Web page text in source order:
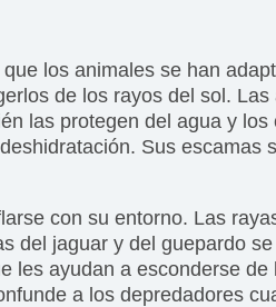
los animales se han
de los rayos del sol.
las protegen del agua y
Sus
con su entorno. Las
del jaguar y del guepardo
les ayudan a esconderse
a los depredadores